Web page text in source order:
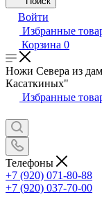
Войти
Избранные
Корзина 0
Ножи Севера из
Касаткиных"
Избранные
Телефоны
+7 (920) 071-80-88
+7 (920) 037-70-00